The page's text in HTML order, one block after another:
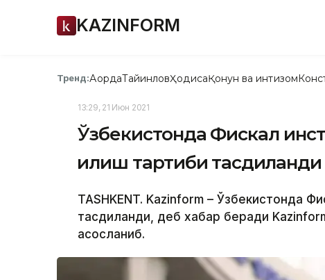
KAZINFORM
Тренд:АқордаТайинловҲодисаҚонун ва интизом
13:29, 21 Июн 2021
Ўзбекистонда Фискал
қилиш тартиби тасдиқланди
TASHKENT. Kazinform – Ўзбекистонда
тасдиқланди, деб хабар беради
асосланиб.